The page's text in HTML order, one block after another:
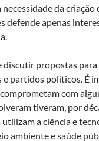
da
defende apenas
propostas para
partidos políticos. É
com
tiveram, por
a ciência e
ambiente e saúde